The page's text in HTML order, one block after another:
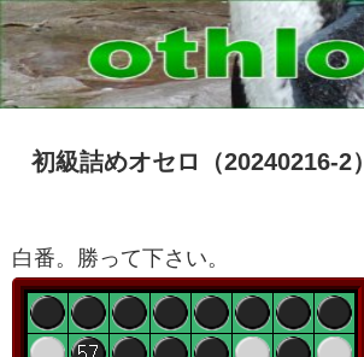
初級詰めオセロ（20240216-2）
白番。勝って下さい。